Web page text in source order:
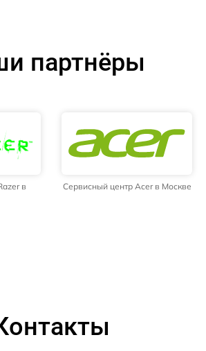
партнёры
в
Сервисный центр Acer в Москве